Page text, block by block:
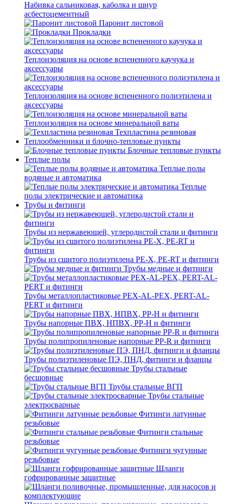
Набивка сальниковая, каболка и шнур
асбестоцементный
Паронит листовой
Прокладки
Теплоизоляция на основе вспененного каучука и
аксессуары
Теплоизоляция на основе вспененного полиэтилена и
аксессуары
Теплоизоляция на основе минеральной ваты
Техпластина резиновая
Теплообменники и блочно-тепловые пункты
Блочные тепловые пункты
Теплые полы
Теплые полы
водяные и автоматика
Теплые
полы электрические и автоматика
Трубы и фитинги
Трубы из нержавеющей, углеродистой стали и фитинги
Трубы из сшитого полиэтилена PE-X, PE-RT и фитинги
Трубы медные и фитинги
Трубы металлопластиковые PEX-AL-PEX, PERT-AL-
PERT и фитинги
Трубы напорные ПВХ, НПВХ, PP-H и фитинги
Трубы полипропиленовые напорные PP-R и фитинги
Трубы полиэтиленовые ПЭ, ПНД, фитинги и фланцы
Трубы стальные
бесшовные
Трубы стальные ВГП
Трубы стальные
электросварные
Фитинги латунные
резьбовые
Фитинги стальные
резьбовые
Фитинги чугунные
резьбовые
Шланги
гофрированные защитные